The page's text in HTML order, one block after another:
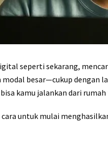
seperti sekarang,
besar—cukup dengan
kamu jalankan dari
untuk mulai